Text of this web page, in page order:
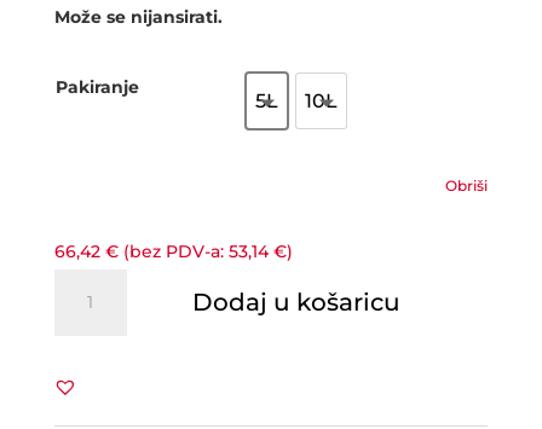
Može se nijansirati.
Pakiranje
5L 10L
Obriši
66,42 € (bez PDV-a: 53,14€)
Superlatex
Dodaj u košaricu